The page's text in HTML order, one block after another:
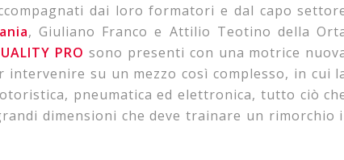
dai loro formatori e dal capo
, Giuliano Franco e Attilio Teotino della
PRO sono presenti con una motrice
su un mezzo così complesso, in cui
pneumatica ed elettronica, tutto ciò
dimensioni che deve trainare un rimorchio